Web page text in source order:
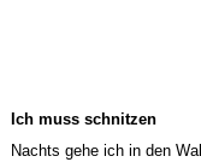
Ich muss schnitzen
Nachts gehe ich in den